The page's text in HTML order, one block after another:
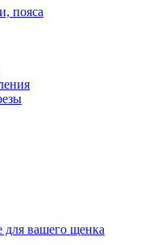
пояса
для вашего щенка